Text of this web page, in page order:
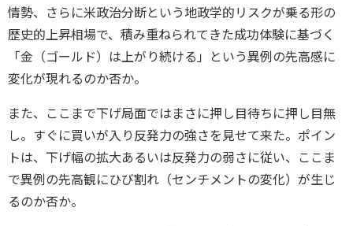
情勢、さらに米政治分断という地政学的リスクが乗る形の
歴史的上昇相場で、積み重ねられてきた成功体験に基づく
「金（ゴールド）は上がり続ける」という異例の先高感に
変化が現れるのか否か。
また、ここまで下げ局面ではまさに押し目待ちに押し目無
し。すぐに買いが入り反発力の強さを見せて来た。ポイン
トは、下げ幅の拡大あるいは反発力の弱さに従い、ここま
で異例の先高観にひび割れ（センチメントの変化）が生じ
るのか否か。